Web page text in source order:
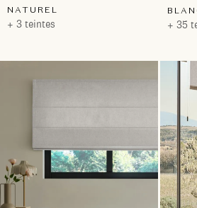
NATUREL
+ 3 teintes + 35